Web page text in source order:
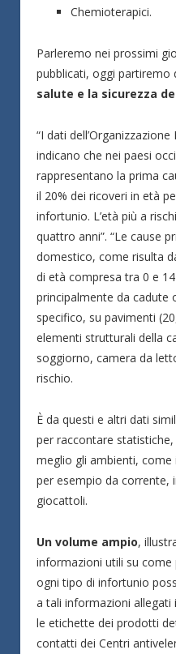
Chemioterapici.
Parleremo nei prossimi
pubblicati, oggi partiremo
salute e la sicurezza
“I dati
indicano che nei paesi
rappresentano la prima
il 20% dei ricoveri in età
infortunio. L’età più a
quattro anni”. “Le cause
domestico, come risulta
di età compresa tra 0 e
principalmente da cadute
specifico, su pavimenti
elementi strutturali della
soggiorno, camera da
rischio.
È da questi e altri dati
per raccontare
meglio gli ambienti, come
per esempio da corrente,
giocattoli.
Un volume ampio,
informazioni utili su come
ogni tipo di infortunio
a tali informazioni
le etichette dei prodotti
contatti dei Centri